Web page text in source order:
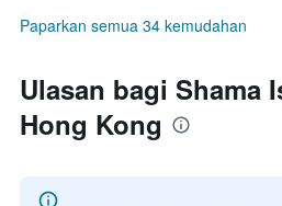
Paparkan semua 34 kemudahan
Ulasan bagi Shama
Hong Kong